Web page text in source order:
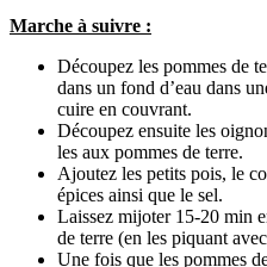
Marche à suivre :
Découpez les pommes de
dans un fond d’eau dans
cuire en couvrant.
Découpez ensuite les
les aux pommes de terre.
Ajoutez les petits pois, le
épices ainsi que le sel.
Laissez mijoter 15-20 min
de terre (en les piquant
Une fois que les pommes